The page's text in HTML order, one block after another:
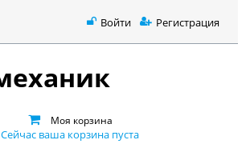
Войти Регистрация
Моя корзина
Сейчас ваша корзина пуста